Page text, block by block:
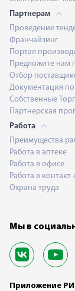
Партнерам
Проведение
Франчайзинг
Портал
Предложите нам
Отбор
Документация по
Собственные
Партнерская
Работа
Преимущества
Работа в аптеке
Работа в офисе
Работа в
Охрана труда
Мы в
Приложение